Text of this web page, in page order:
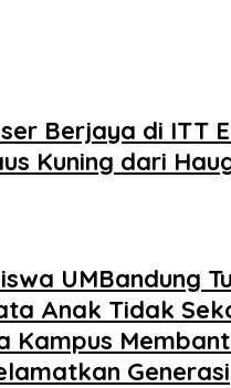
Berjaya di ITT
Kuning dari
UMBandung
Anak Tidak
Kampus
Generasi